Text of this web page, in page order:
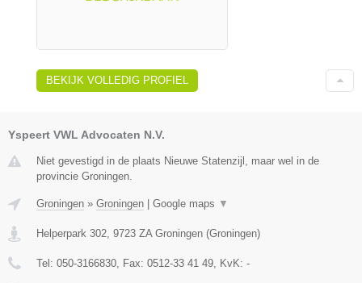
BEKIJK VOLLEDIG PROFIEL
Yspeert VWL Advocaten N.V.
Niet gevestigd in de plaats Nieuwe Statenzijl, maar wel in de
provincie Groningen.
Groningen » Groningen Google maps ▼
Helperpark 302, 9723 ZA Groningen (Groningen)
Tel: 050-3166830, Fax: 0512-33 41 49, KvK: -